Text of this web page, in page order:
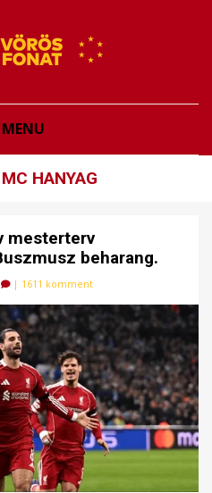
MENU
MC HANYAG
mesterterv
beharang.
| 1611 komment